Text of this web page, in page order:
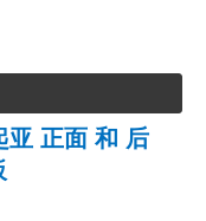
亚 正面 和 后